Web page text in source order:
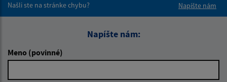
Našli ste na stránke chybu?
Napíšte nám
Napíšte nám:
Meno (povinné)